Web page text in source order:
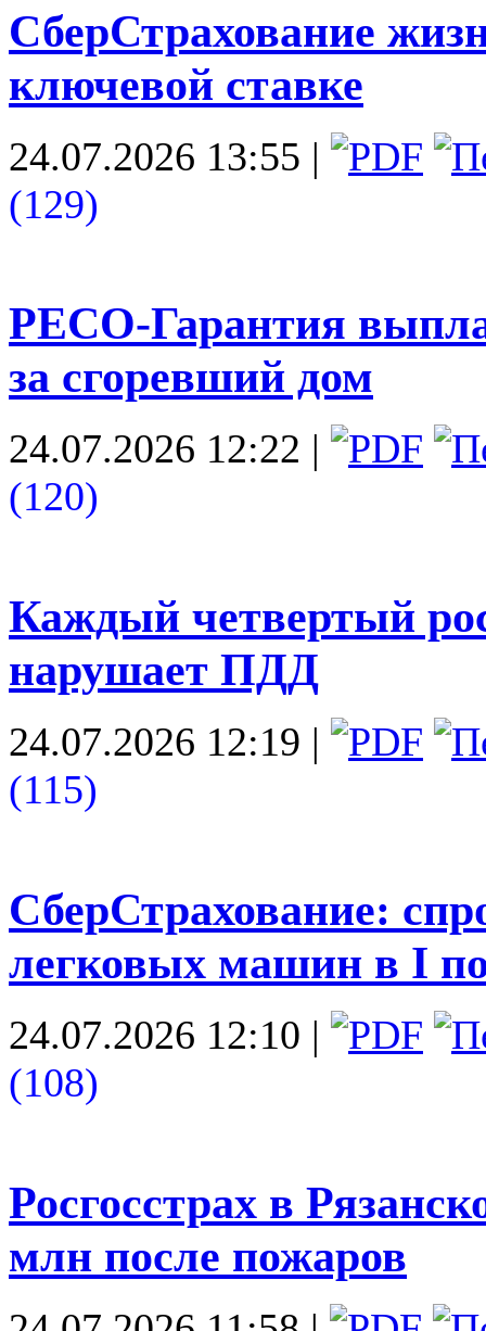
СберСтрахование
ключевой ставке
24.07.2026 13:55 |
(129)
РЕСО-Гарантия
за сгоревший дом
24.07.2026 12:22 |
(120)
Каждый четвертый
нарушает ПДД
24.07.2026 12:19 |
(115)
СберСтрахование:
легковых машин в I
24.07.2026 12:10 |
(108)
Росгосстрах в
млн после пожаров